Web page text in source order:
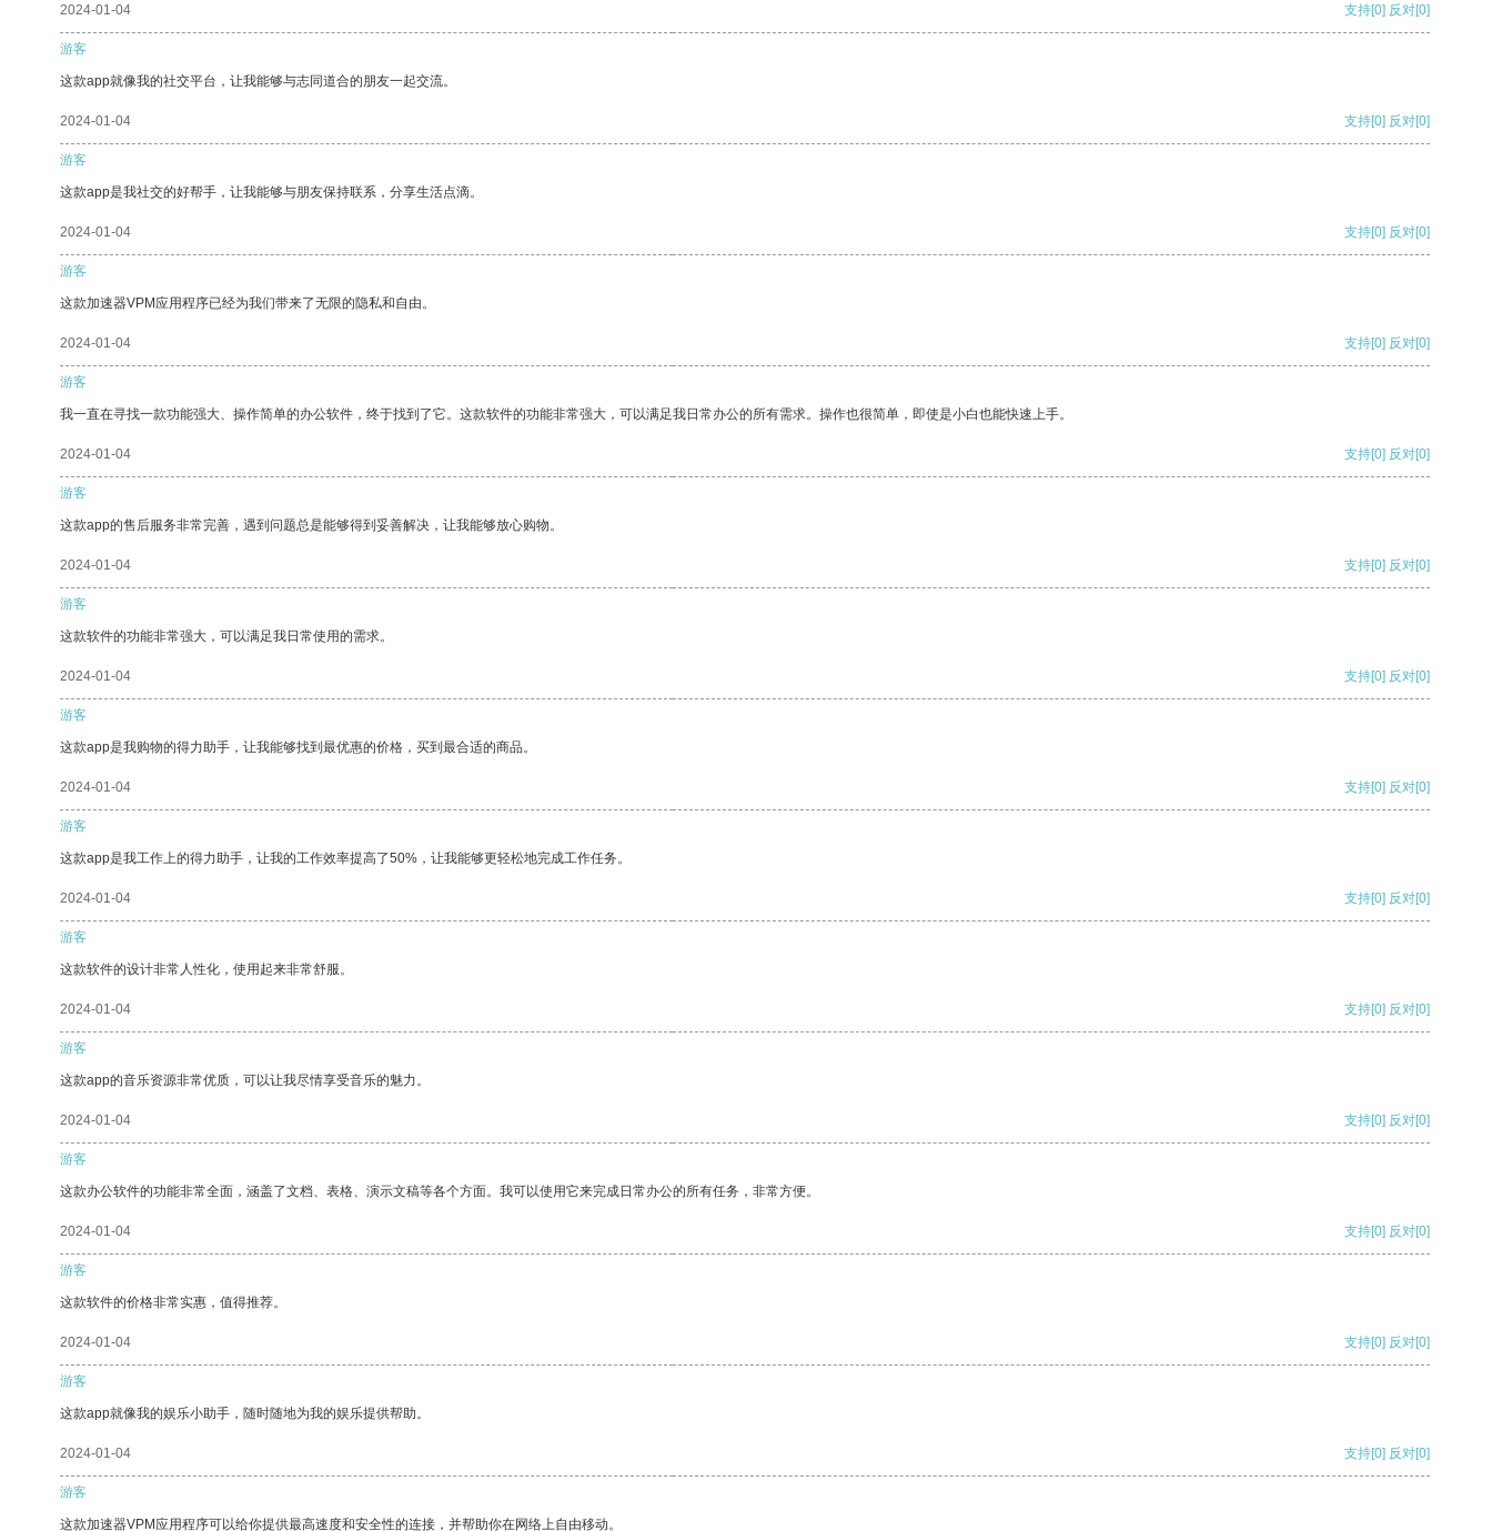
2024-01-04 支持[0] 反对[0]
游客
这款app就像我的社交平台，让我能够与志同道合的朋友一起交流。
2024-01-04 支持[0] 反对[0]
游客
这款app是我社交的好帮手，让我能够与朋友保持联系，分享生活点滴。
2024-01-04 支持[0] 反对[0]
游客
这款加速器VPM应用程序已经为我们带来了无限的隐私和自由。
2024-01-04 支持[0] 反对[0]
游客
我一直在寻找一款功能强大、操作简单的办公软件，终于找到了它。这款软件的功能非常强大，可以满足我日常办公的所有需求。操作也很简单，即使是小白也能快速上手。
2024-01-04 支持[0] 反对[0]
游客
这款app的售后服务非常完善，遇到问题总是能够得到妥善解决，让我能够放心购物。
2024-01-04 支持[0] 反对[0]
游客
这款软件的功能非常强大，可以满足我日常使用的需求。
2024-01-04 支持[0] 反对[0]
游客
这款app是我购物的得力助手，让我能够找到最优惠的价格，买到最合适的商品。
2024-01-04 支持[0] 反对[0]
游客
这款app是我工作上的得力助手，让我的工作效率提高了50%，让我能够更轻松地完成工作任务。
2024-01-04 支持[0] 反对[0]
游客
这款软件的设计非常人性化，使用起来非常舒服。
2024-01-04 支持[0] 反对[0]
游客
这款app的音乐资源非常优质，可以让我尽情享受音乐的魅力。
2024-01-04 支持[0] 反对[0]
游客
这款办公软件的功能非常全面，涵盖了文档、表格、演示文稿等各个方面。我可以使用它来完成日常办公的所有任务，非常方便。
2024-01-04 支持[0] 反对[0]
游客
这款软件的价格非常实惠，值得推荐。
2024-01-04 支持[0] 反对[0]
游客
这款app就像我的娱乐小助手，随时随地为我的娱乐提供帮助。
2024-01-04 支持[0] 反对[0]
游客
这款加速器VPM应用程序可以给你提供最高速度和安全性的连接，并帮助你在网络上自由移动。